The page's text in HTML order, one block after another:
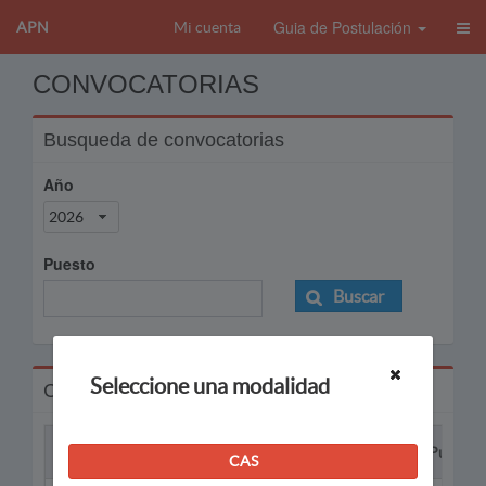
APN Mi cuenta Guia de Postulación
CONVOCATORIAS
Busqueda de convocatorias
Año
2026
Puesto
Buscar
Convocatorias
Puesto
Seleccione una modalidad
CAS